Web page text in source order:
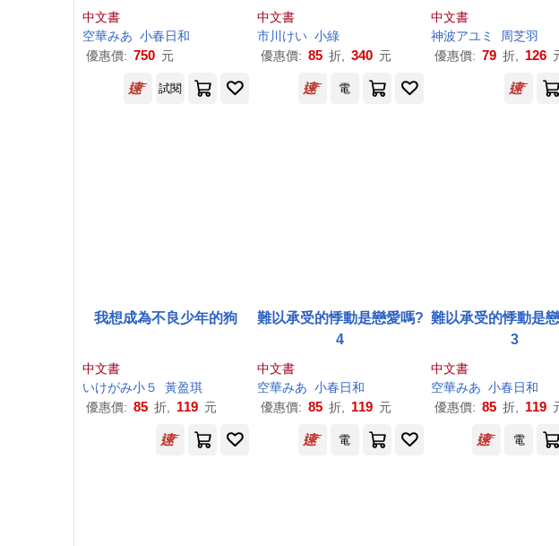
中文書
空華みあ 小春日和
優惠價: 750 元
中文書
市川けい 小綠
優惠價: 85 折, 340 元
中文書
神波アユミ
周芝羽
優惠價: 79 折, 126
試閱 電
我想成為不良少年的狗
中文書
いけがみ小５
黃盈琪
優惠價: 85 折, 119 元
難以承受的悸動是戀愛嗎?
4
中文書
空華みあ 小春日和
優惠價: 85 折, 119 元
難以承受的悸動是
3
中文書
空華みあ 小春日和
優惠價: 85 折, 119
電 電